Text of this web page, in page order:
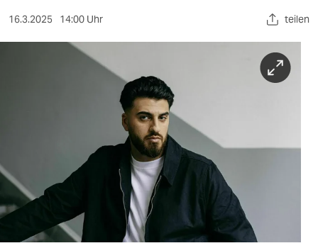
sport
verlag
veranstaltungen
16.3.2025 14:00 Uhr teilen